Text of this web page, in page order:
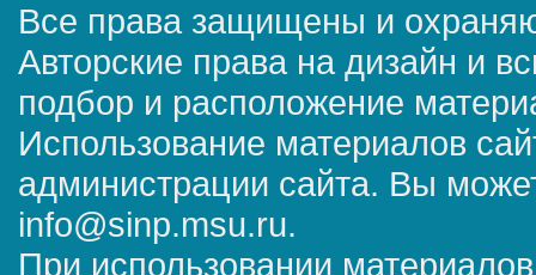
Все права защищены и
Авторские права на дизайн и
подбор и расположение
Использование материалов
администрации сайта. Вы
info@sinp.msu.ru.
При использовании